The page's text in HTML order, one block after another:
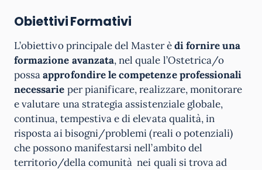
Obiettivi Formativi
L’obiettivo principale del Master èdi fornire una
formazione avanzata, nel quale l’Ostetrica/o
possaapprofondire le competenze professionali
necessarie per pianificare, realizzare, monitorare
e valutare una strategia assistenziale globale,
continua, tempestiva e di elevata qualità, in
risposta ai bisogni/problemi (reali o potenziali)
che possono manifestarsi nell’ambito del
territorio/della comunità nei quali si trova ad